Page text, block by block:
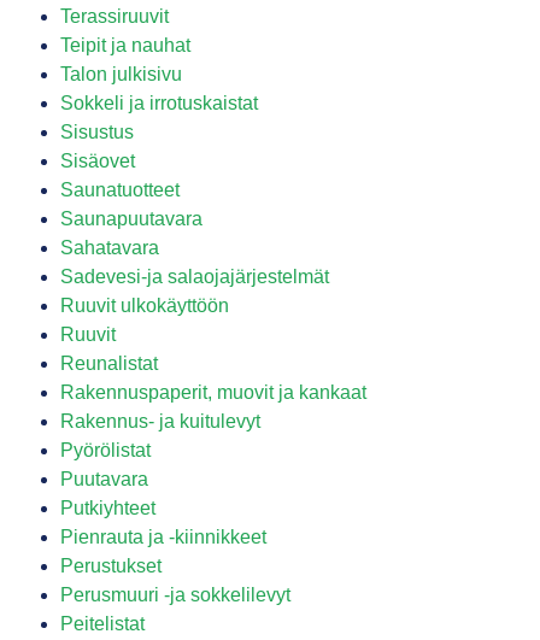
Terassiruuvit
Teipit ja nauhat
Talon julkisivu
Sokkeli ja irrotuskaistat
Sisustus
Sisäovet
Saunatuotteet
Saunapuutavara
Sahatavara
Sadevesi-ja salaojajärjestelmät
Ruuvit ulkokäyttöön
Ruuvit
Reunalistat
Rakennuspaperit, muovit ja kankaat
Rakennus- ja kuitulevyt
Pyörölistat
Puutavara
Putkiyhteet
Pienrauta ja -kiinnikkeet
Perustukset
Perusmuuri -ja sokkelilevyt
Peitelistat